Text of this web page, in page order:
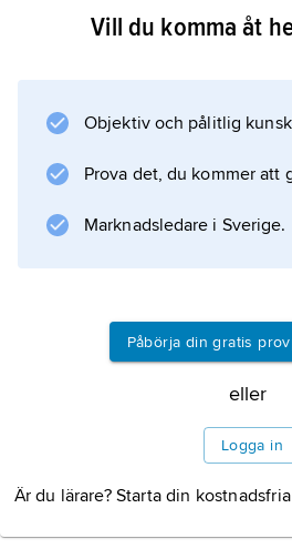
Munläsa är ett tidigt
gommandlarna medför att
munläsa. Behandlingen av
genom åtgärder mot
Information om
Vill du komma åt
Objektiv och pålitlig
Prova det, du kommer att
Marknadsledare i Sverige.
Påbörja din gratis
eller
Logga in
Är du lärare? Starta din